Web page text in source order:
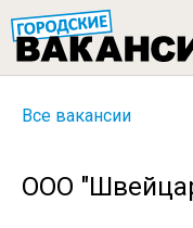
Все вакансии
ООО